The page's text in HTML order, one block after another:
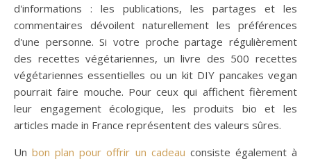
d'informations : les publications, les partages et les
commentaires dévoilent naturellement les préférences
d'une personne. Si votre proche partage régulièrement
des recettes végétariennes, un livre des 500 recettes
végétariennes essentielles ou un kit DIY pancakes vegan
pourrait faire mouche. Pour ceux qui affichent fièrement
leur engagement écologique, les produits bio et les
articles made in France représentent des valeurs sûres.
Unbon plan pour offrir un cadeau consiste également à